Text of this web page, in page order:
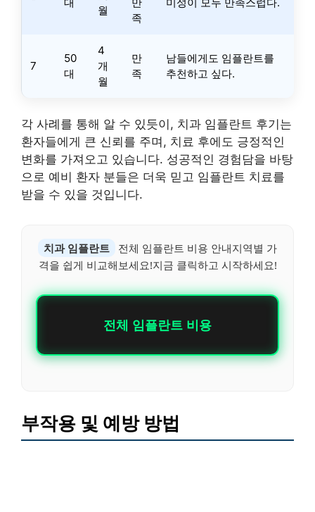
월
족
7
50
대
4
개
월
만
족
남들에게도 임플란트를
추천하고 싶다.
각 사례를 통해 알 수 있듯이, 치과 임플란트 후기는
환자들에게 큰 신뢰를 주며, 치료 후에도 긍정적인
변화를 가져오고 있습니다. 성공적인 경험담을 바탕
으로 예비 환자 분들은 더욱 믿고 임플란트 치료를
받을 수 있을 것입니다.
치과 임플란트
전체 임플란트 비용 안내지역별 가
격을 쉽게 비교해보세요!지금 클릭하고 시작하세요!
전체 임플란트 비용
부작용 및 예방 방법